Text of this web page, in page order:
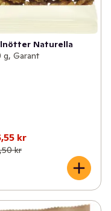
Naturella
g, Garant
kr
kr